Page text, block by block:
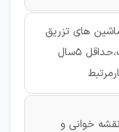
های تزریق
پلاستیک،حداقل 5سال
خوانی و